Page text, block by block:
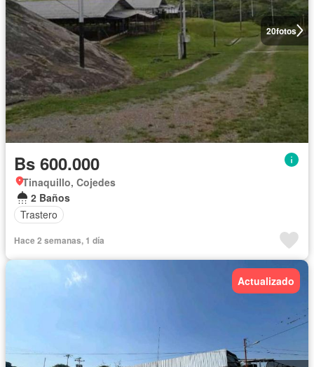
20fotos
Bs 600.000
Tinaquillo, Cojedes
2 Baños
Trastero
Hace 2 semanas, 1 día
Actualizado